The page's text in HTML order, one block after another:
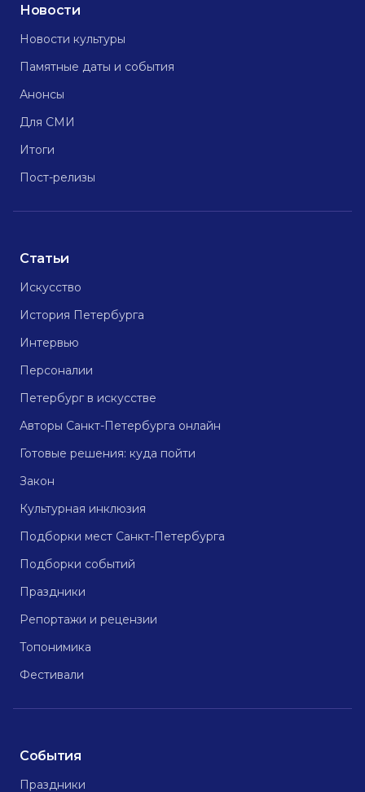
Новости
Новости культуры
Памятные даты и события
Анонсы
Для СМИ
Итоги
Пост-релизы
Статьи
Искусство
История Петербурга
Интервью
Персоналии
Петербург в искусстве
Авторы Санкт-Петербурга онлайн
Готовые решения: куда пойти
Закон
Культурная инклюзия
Подборки мест Санкт-Петербурга
Подборки событий
Праздники
Репортажи и рецензии
Топонимика
Фестивали
События
Праздники